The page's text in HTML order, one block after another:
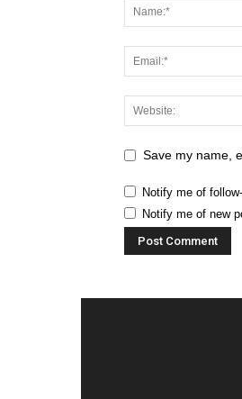
Save my name,
Notify me of
Notify me of new